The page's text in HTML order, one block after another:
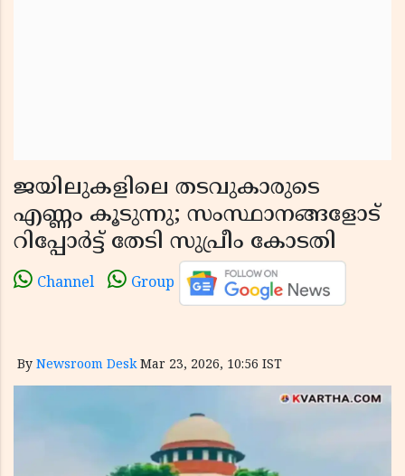
ജയിലുകളിലെ തടവുകാരുടെ
എണ്ണം കൂടുന്നു; സംസ്ഥാനങ്ങളോട്
റിപ്പോർട്ട് തേടി സുപ്രീം കോടതി
Channel Group
By Newsroom Desk Mar 23, 2026, 10:56 IST